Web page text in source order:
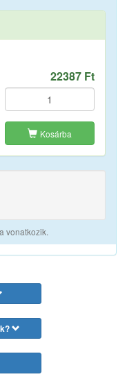
22387 Ft
Kosárba
vonatkozik.